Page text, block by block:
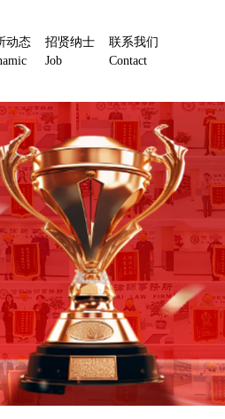
动态
招贤纳士
Job
联系我们
Contact